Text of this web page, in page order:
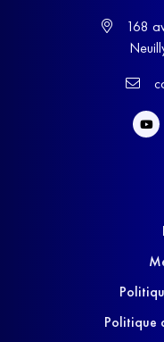
168
Politique